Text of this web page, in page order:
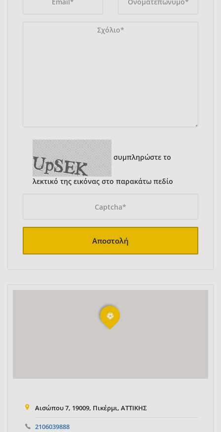
συμπληρώστε το
λεκτικό της εικόνας στο παρακάτω πεδίο
Αποστολή
Αισώπου 7, 19009, Πικέρμι, ΑΤΤΙΚΗΣ
2106039888